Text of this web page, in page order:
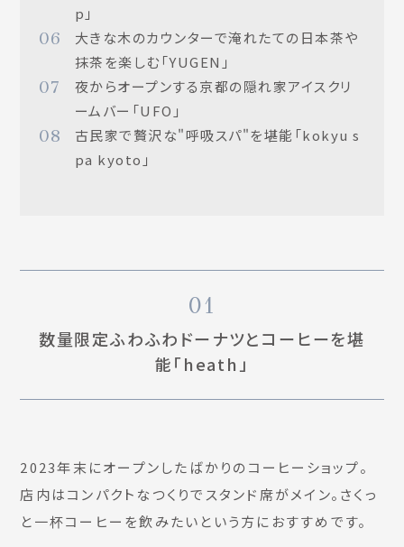
p」
06
大きな木のカウンターで淹れたての日本茶や
抹茶を楽しむ「YUGEN」
07
夜からオープンする京都の隠れ家アイスクリ
ームバー「UFO」
08
古民家で贅沢な"呼吸スパ"を堪能「kokyu s
pa kyoto」
01
数量限定ふわふわドーナツとコーヒーを堪
能「heath」
2023年末にオープンしたばかりのコーヒーショップ。
店内はコンパクトなつくりでスタンド席がメイン。さくっ
と一杯コーヒーを飲みたいという方におすすめです。